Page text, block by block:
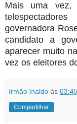
Mais uma
governadora
candidato a
aparecer muito
vez os eleitores
Irmão Inaldo às 03:45
Compartilhar